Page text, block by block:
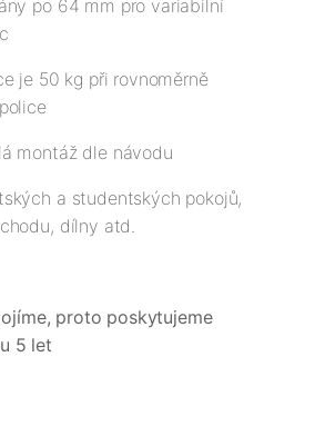
po 64 mm pro variabilní
je 50 kg při rovnoměrně
montáž dle návodu
a studentských pokojů,
dílny atd.
proto poskytujeme
5 let